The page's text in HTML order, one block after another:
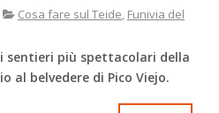
Cosa fare sul Teide, Funivia del
sentieri più spettacolari della
al belvedere di Pico Viejo.